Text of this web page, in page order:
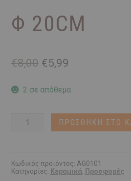
Φ 20CM
€8,00 Original
was:
€5,99
τιμή
€5,99.
2 σε απόθεμα
Κεραμικό
Πιάτο
Φ
20cm
ΠΡΟΣΘΉΚΗ ΣΤΟ
Κωδικός προϊόντος: AG0101
Κατηγορίες: Κεραμικά, Προσφορές